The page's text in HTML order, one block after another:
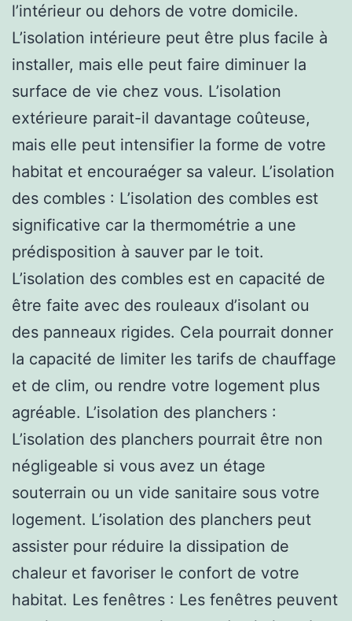
l’intérieur ou dehors de votre domicile.
L’isolation intérieure peut être plus facile à
installer, mais elle peut faire diminuer la
surface de vie chez vous. L’isolation
extérieure parait-il davantage coûteuse,
mais elle peut intensifier la forme de votre
habitat et encouraéger sa valeur. L’isolation
des combles : L’isolation des combles est
significative car la thermométrie a une
prédisposition à sauver par le toit.
L’isolation des combles est en capacité de
être faite avec des rouleaux d’isolant ou
des panneaux rigides. Cela pourrait donner
la capacité de limiter les tarifs de chauffage
et de clim, ou rendre votre logement plus
agréable. L’isolation des planchers :
L’isolation des planchers pourrait être non
négligeable si vous avez un étage
souterrain ou un vide sanitaire sous votre
logement. L’isolation des planchers peut
assister pour réduire la dissipation de
chaleur et favoriser le confort de votre
habitat. Les fenêtres : Les fenêtres peuvent